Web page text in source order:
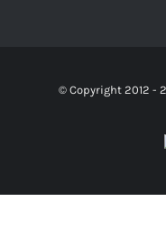
© Copyright 2012 -